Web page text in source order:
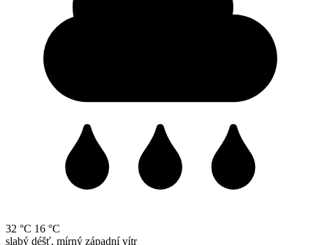
32 °C 16 °C
slabý déšť, mírný západní vítr